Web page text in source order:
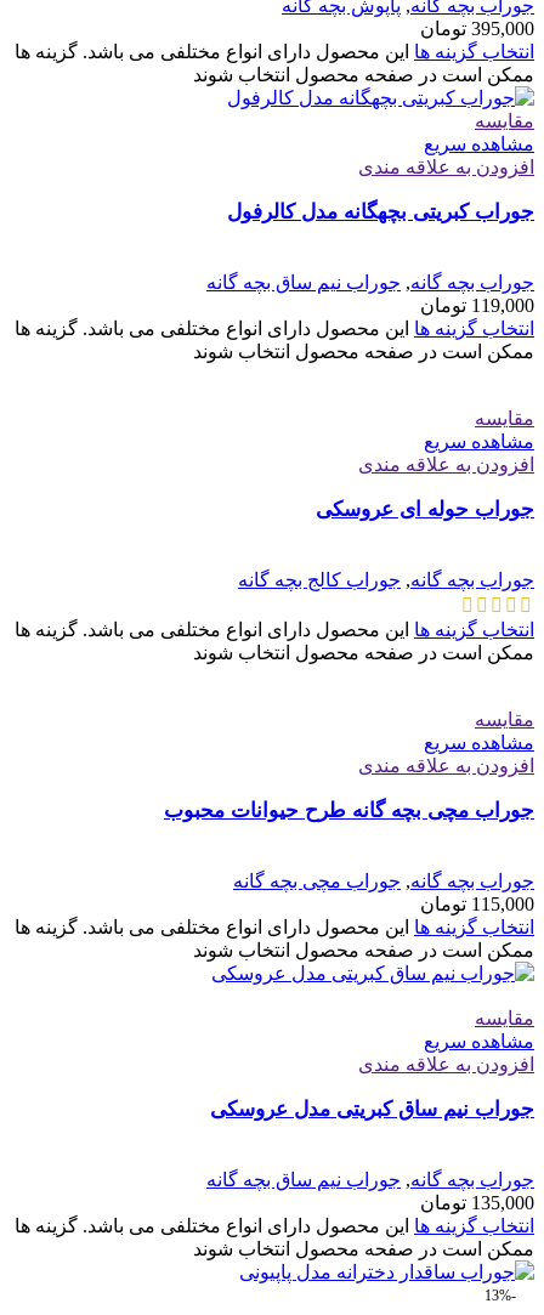
جوراب بچه گانه, پاپوش بچه گانه
395,000 تومان
انتخاب گزینه ها این محصول دارای انواع مختلفی می باشد. گزینه ها
ممکن است در صفحه محصول انتخاب شوند
مقایسه
مشاهده سریع
افزودن به علاقه مندی
جوراب کبریتی بچهگانه مدل کالرفول
جوراب بچه گانه, جوراب نیم ساق بچه گانه
119,000 تومان
انتخاب گزینه ها این محصول دارای انواع مختلفی می باشد. گزینه ها
ممکن است در صفحه محصول انتخاب شوند
مقایسه
مشاهده سریع
افزودن به علاقه مندی
جوراب حوله ای عروسکی
جوراب بچه گانه, جوراب کالج بچه گانه
انتخاب گزینه ها این محصول دارای انواع مختلفی می باشد. گزینه ها
ممکن است در صفحه محصول انتخاب شوند
مقایسه
مشاهده سریع
افزودن به علاقه مندی
جوراب مچی بچه گانه طرح حیوانات محبوب
جوراب بچه گانه, جوراب مچی بچه گانه
115,000 تومان
انتخاب گزینه ها این محصول دارای انواع مختلفی می باشد. گزینه ها
ممکن است در صفحه محصول انتخاب شوند
مقایسه
مشاهده سریع
افزودن به علاقه مندی
جوراب نیم ساق کبریتی مدل عروسکی
جوراب بچه گانه, جوراب نیم ساق بچه گانه
135,000 تومان
انتخاب گزینه ها این محصول دارای انواع مختلفی می باشد. گزینه ها
ممکن است در صفحه محصول انتخاب شوند
-13%